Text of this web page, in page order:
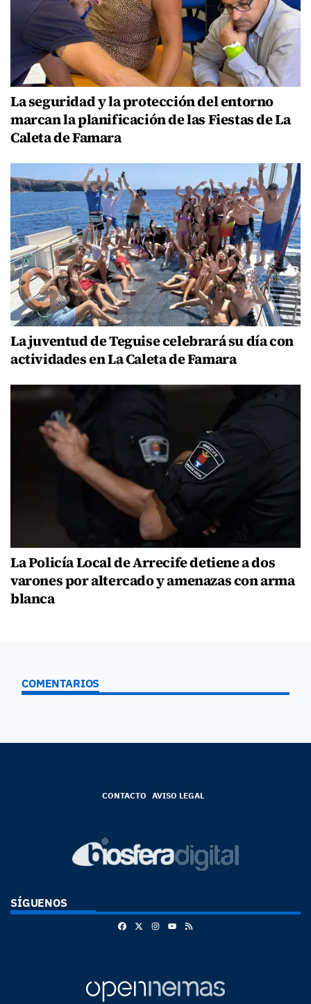
La seguridad y la protección del entorno
marcan la planificación de las Fiestas de La
Caleta de Famara
La juventud de Teguise celebrará su día con
actividades en La Caleta de Famara
La Policía Local de Arrecife detiene a dos
varones por altercado y amenazas con arma
blanca
COMENTARIOS
CONTACTO AVISO LEGAL
SÍGUENOS
FacebookInstagram